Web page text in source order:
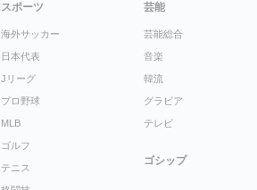
スポーツ
海外サッカー
日本代表
Jリーグ
プロ野球
MLB
ゴルフ
テニス
芸能
芸能総合
音楽
韓流
グラビア
テレビ
ゴシップ